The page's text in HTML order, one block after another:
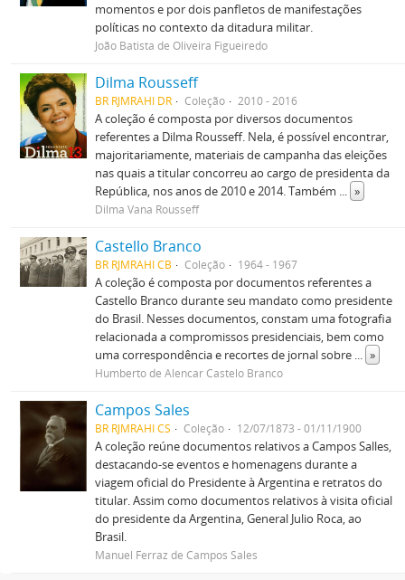
momentos e por dois panfletos de manifestações
políticas no contexto da ditadura militar.
João Batista de Oliveira Figueiredo
Dilma Rousseff
BR RJMRAHI DR Coleção 2010 - 2016
A coleção é composta por diversos documentos
referentes a Dilma Rousseff. Nela, é possível encontrar,
majoritariamente, materiais de campanha das eleições
nas quais a titular concorreu ao cargo de presidenta da
República, nos anos de 2010 e 2014. Também ... »
Dilma Vana Rousseff
Castello Branco
BR RJMRAHI CB Coleção 1964 - 1967
A coleção é composta por documentos referentes a
Castello Branco durante seu mandato como presidente
do Brasil. Nesses documentos, constam uma fotografia
relacionada a compromissos presidenciais, bem como
uma correspondência e recortes de jornal sobre ... »
Humberto de Alencar Castelo Branco
Campos Sales
BR RJMRAHI CS Coleção 12/07/1873 - 01/11/1900
A coleção reúne documentos relativos a Campos Salles,
destacando-se eventos e homenagens durante a
viagem oficial do Presidente à Argentina e retratos do
titular. Assim como documentos relativos à visita oficial
do presidente da Argentina, General Julio Roca, ao
Brasil.
Manuel Ferraz de Campos Sales